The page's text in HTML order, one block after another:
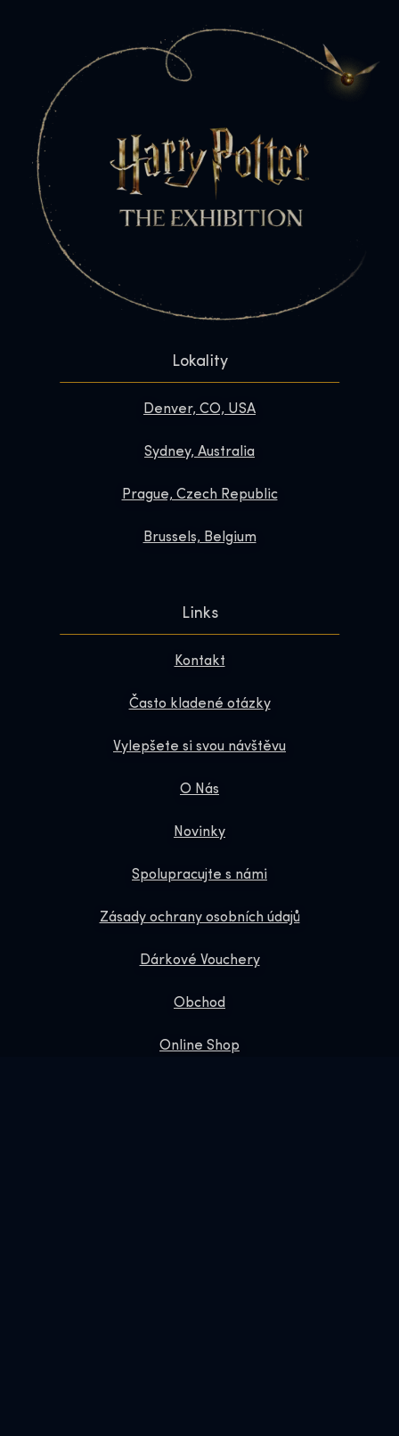
Lokality
Denver, CO, USA
Sydney, Australia
Prague, Czech Republic
Brussels, Belgium
Links
Kontakt
Často kladené otázky
Vylepšete si svou návštěvu
O Nás
Novinky
Spolupracujte s námi
Zásady ochrany osobních údajů
Dárkové Vouchery
Obchod
Online Shop